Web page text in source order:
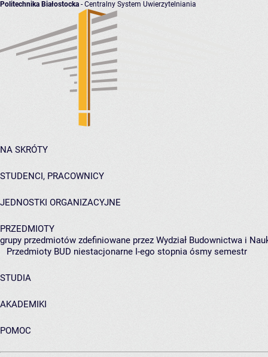
Politechnika Białostocka - Centralny System Uwierzytelniania
NA SKRÓTY
STUDENCI, PRACOWNICY
JEDNOSTKI ORGANIZACYJNE
PRZEDMIOTY
grupy przedmiotów zdefiniowane przez Wydział Budownictwa i
Przedmioty BUD niestacjonarne I-ego stopnia ósmy semestr
STUDIA
AKADEMIKI
POMOC